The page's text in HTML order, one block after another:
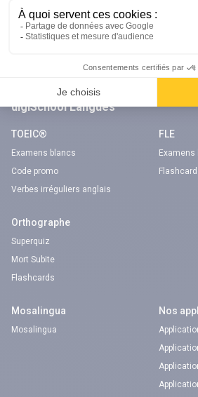
Séries d’entraînement
Nos applications
digiSchool Langues
TOEIC®
Examens blancs
Code promo
Verbes irréguliers anglais
FLE
Examens
Orthographe
Superquiz
Mort Subite
Flashcards
Mosalingua
Mosalingua
Nos